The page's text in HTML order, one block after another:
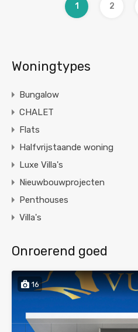
1 2
Woningtypes
Bungalow
CHALET
Flats
Halfvrijstaande woning
Luxe Villa's
Nieuwbouwprojecten
Penthouses
Villa's
Onroerend goed
16